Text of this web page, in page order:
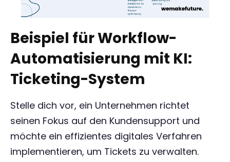
Beispiel für Workflow-
Automatisierung mit KI:
Ticketing-System
Stelle dich vor, ein Unternehmen richtet
seinen Fokus auf den Kundensupport und
möchte ein effizientes digitales Verfahren
implementieren, um Tickets zu verwalten.